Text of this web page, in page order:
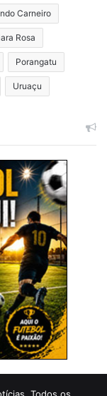
Carneiro
Rosa
Porangatu
Uruaçu
Todos os